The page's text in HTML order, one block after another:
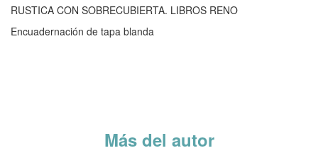
RUSTICA CON SOBRECUBIERTA. LIBROS RENO
Encuadernación de tapa blanda
Más del autor